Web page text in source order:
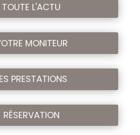
TOUTE L'ACTU
MONITEUR
PRESTATIONS
RÉSERVATION